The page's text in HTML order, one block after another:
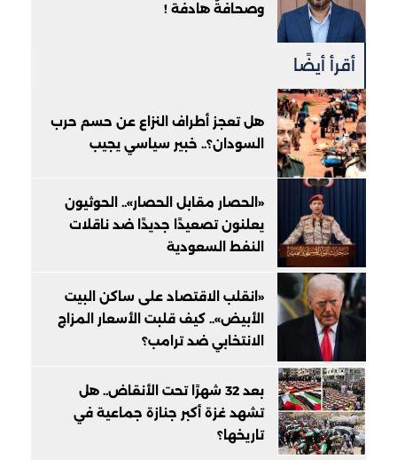
وصحافةٌ هادفة !
أقرأ أيضًا
هل تعجز أطراف النزاع عن حسم حرب
السودان؟.. خبير سياسي يجيب
«الحصار مقابل الحصار».. الحوثيون
يعلنون تصعيدًا جديدًا ضد ناقلات
النفط السعودية
«انقلب الاقتصاد على ساكن البيت
الأبيض».. كيف قلبت الأسعار المزاج
الانتخابي ضد ترامب؟
بعد 32 شهرًا تحت الأنقاض.. هل
تشهد غزة أكبر جنازة جماعية في
تاريخها؟